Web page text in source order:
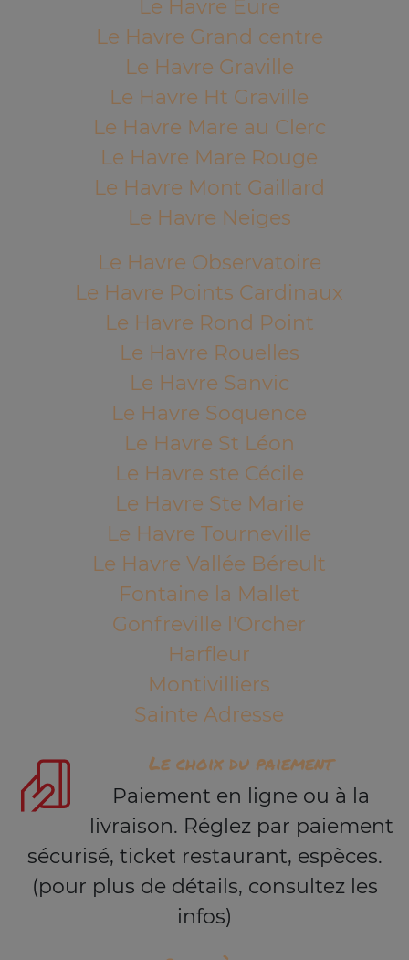
Le Havre Eure
Le Havre Grand centre
Le Havre Graville
Le Havre Ht Graville
Le Havre Mare au Clerc
Le Havre Mare Rouge
Le Havre Mont Gaillard
Le Havre Neiges
Le Havre Observatoire
Le Havre Points Cardinaux
Le Havre Rond Point
Le Havre Rouelles
Le Havre Sanvic
Le Havre Soquence
Le Havre St Léon
Le Havre ste Cécile
Le Havre Ste Marie
Le Havre Tourneville
Le Havre Vallée Béreult
Fontaine la Mallet
Gonfreville l'Orcher
Harfleur
Montivilliers
Sainte Adresse
Le choix du paiement
Paiement en ligne ou à la
livraison. Réglez par paiement
sécurisé, ticket restaurant, espèces.
(pour plus de détails, consultez les
infos)